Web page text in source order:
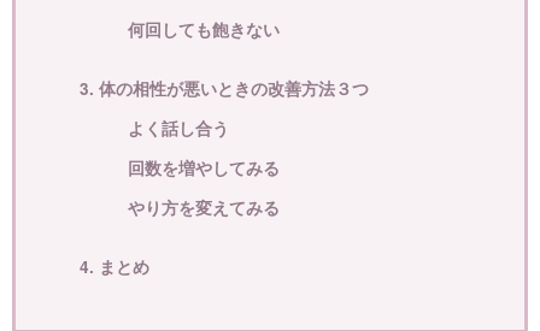
何回しても飽きない
3. 体の相性が悪いときの改善方法３つ
よく話し合う
回数を増やしてみる
やり方を変えてみる
4. まとめ